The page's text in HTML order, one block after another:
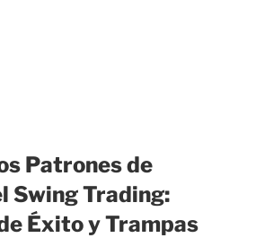
Patrones de
Swing Trading:
Éxito y Trampas